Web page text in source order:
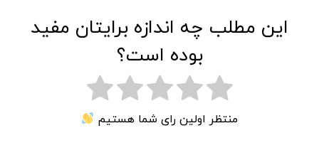
این مطلب چه اندازه برایتان مفید
بوده است؟
منتظر اولین رای شما هستیم